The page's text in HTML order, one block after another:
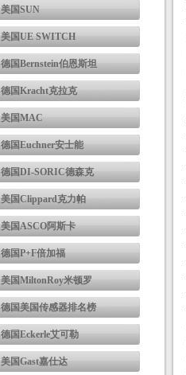
美国SUN
美国UE SWITCH
德国Bernstein伯恩斯坦
德国Kracht克拉克
美国MAC
德国Euchner安士能
德国DI-SORIC德森克
美国Clippard克力帕
美国ASCO阿斯卡
德国P+F倍加福
美国MiltonRoy米顿罗
德国美国传感器排名榜
德国Eckerle艾可勒
美国Gast嘉仕达